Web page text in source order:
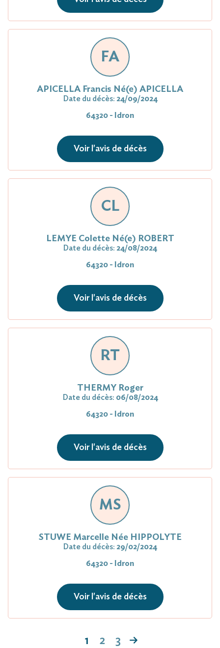
FA
APICELLA Francis Né(e) APICELLA
Date du décès: 24/09/2024
64320 - Idron
Voir l'avis de décès
CL
LEMYE Colette Né(e) ROBERT
Date du décès: 24/08/2024
64320 - Idron
Voir l'avis de décès
RT
THERMY Roger
Date du décès: 06/08/2024
64320 - Idron
Voir l'avis de décès
MS
STUWE Marcelle Née HIPPOLYTE
Date du décès: 29/02/2024
64320 - Idron
Voir l'avis de décès
1 2 3